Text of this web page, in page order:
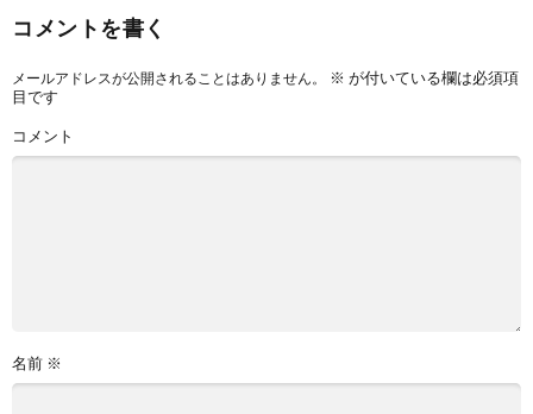
コメントを書く
メールアドレスが公開されることはありません。 ※ が付いている欄は必須項
目です
コメント
名前 ※